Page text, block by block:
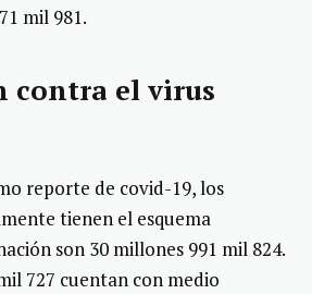
mil 981.
contra el virus
reporte de covid-19, los
tienen el esquema
son 30 millones 991 mil 824.
727 cuentan con medio